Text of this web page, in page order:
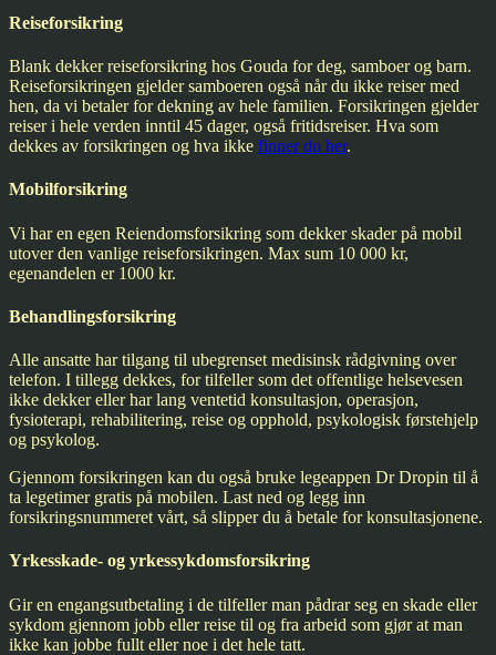
Reiseforsikring
Blank dekker reiseforsikring hos Gouda for deg, samboer og barn.
Reiseforsikringen gjelder samboeren også når du ikke reiser med
hen, da vi betaler for dekning av hele familien. Forsikringen gjelder
reiser i hele verden inntil 45 dager, også fritidsreiser. Hva som
dekkes av forsikringen og hva ikke finner du her.
Mobilforsikring
Vi har en egen Reiendomsforsikring som dekker skader på mobil
utover den vanlige reiseforsikringen. Max sum 10 000 kr,
egenandelen er 1000 kr.
Behandlingsforsikring
Alle ansatte har tilgang til ubegrenset medisinsk rådgivning over
telefon. I tillegg dekkes, for tilfeller som det offentlige helsevesen
ikke dekker eller har lang ventetid konsultasjon, operasjon,
fysioterapi, rehabilitering, reise og opphold, psykologisk førstehjelp
og psykolog.
Gjennom forsikringen kan du også bruke legeappen Dr Dropin til å
ta legetimer gratis på mobilen. Last ned og legg inn
forsikringsnummeret vårt, så slipper du å betale for konsultasjonene.
Yrkesskade- og yrkessykdomsforsikring
Gir en engangsutbetaling i de tilfeller man pådrar seg en skade eller
sykdom gjennom jobb eller reise til og fra arbeid som gjør at man
ikke kan jobbe fullt eller noe i det hele tatt.